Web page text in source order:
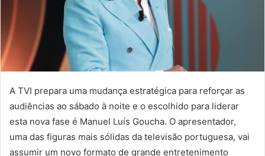
A TVI prepara uma mudança estratégica para reforçar as
audiências ao sábado à noite e o escolhido para liderar
esta nova fase é Manuel Luís Goucha. O apresentador,
uma das figuras mais sólidas da televisão portuguesa, vai
assumir um novo formato de grande entretenimento